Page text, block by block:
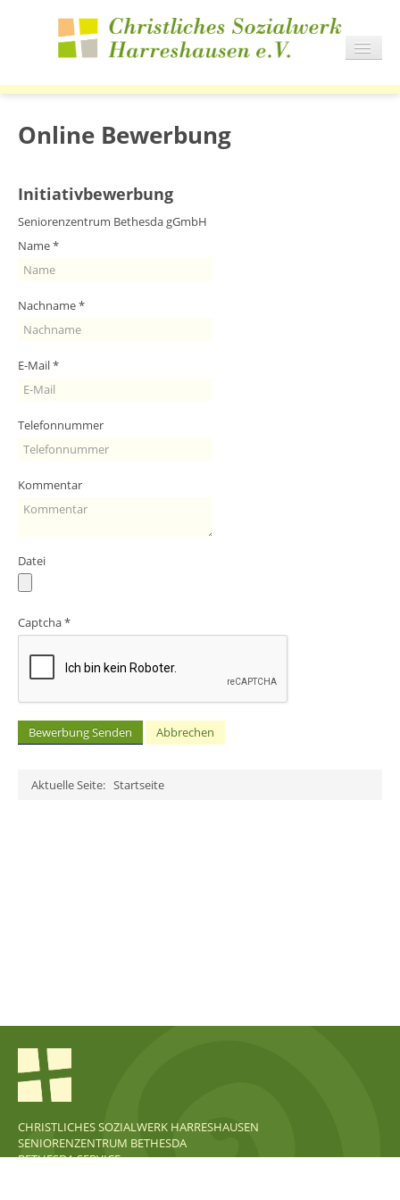
WOHNEN
AKTUELLES
IMPRESSIONEN
Online Bewerbung
Initiativbewerbung
Seniorenzentrum Bethesda gGmbH
Name*
Nachname*
E-Mail*
Telefonnummer
Kommentar
Datei
Captcha*
Bewerbung Senden Abbrechen
Aktuelle Seite: Startseite
CHRISTLICHES SOZIALWERK HARRESHAUSEN
SENIORENZENTRUM BETHESDA
BETHESDA SERVICE